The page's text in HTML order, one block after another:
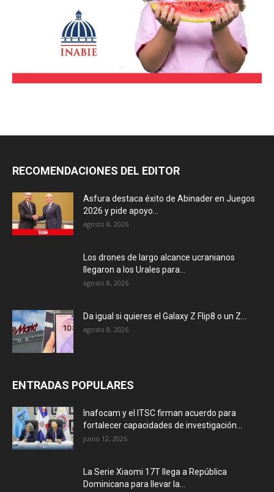
RECOMENDACIONES DEL EDITOR
Asfura destaca éxito de Abinader en Juegos
2026 y pide apoyo...
agosto 8, 2026
Los drones de largo alcance ucranianos
llegaron a los Urales para...
agosto 8, 2026
Da igual si quieres el Galaxy Z Flip8 o un Z...
agosto 8, 2026
ENTRADAS POPULARES
Inafocam y el ITSC firman acuerdo para
fortalecer capacidades de investigación...
junio 12, 2026
La Serie Xiaomi 17T llega a República
Dominicana para llevar la...